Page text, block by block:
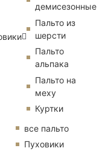
демисезонные
Пальто из
шерсти
Пальто
альпака
Пальто на
меху
Куртки
все пальто
Пуховики